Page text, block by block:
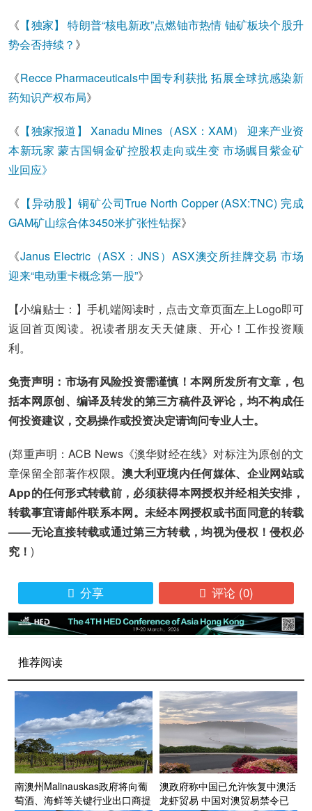
《 【独家】 特朗普“核电新政”点燃铀市热情 铀矿板块个股升
势会否持续？ 》
《Recce Pharmaceuticals中国专利获批 拓展全球抗感染新
药知识产权布局》
《 【独家报道】 Xanadu Mines（ASX：XAM） 迎来产业资
本新玩家 蒙古国铜金矿控股权走向或生变 市场瞩目紫金矿
业回应》
《 【异动股】铜矿公司True North Copper (ASX:TNC) 完成
GAM矿山综合体3450米扩张性钻探》
《Janus Electric（ASX：JNS）ASX澳交所挂牌交易 市场
迎来“电动重卡概念第一股”》
【小编贴士：】手机端阅读时，点击文章页面左上Logo即可
返回首页阅读。祝读者朋友天天健康、开心！工作投资顺
利。
免责声明：市场有风险投资需谨慎！本网所发所有文章，包
括本网原创、编译及转发的第三方稿件及评论，均不构成任
何投资建议，交易操作或投资决定请询问专业人士。
(郑重声明：ACB News《澳华财经在线》对标注为原创的文
章保留全部著作权限。澳大利亚境内任何媒体、企业网站或
App的任何形式转载前，必须获得本网授权并经相关安排，
转载事宜请邮件联系本网。未经本网授权或书面同意的转载
——无论直接转载或通过第三方转载，均视为侵权！侵权必
究！)
 分享  评论 (0)
推荐阅读
南澳州Malinauskas政府将向葡
萄酒、海鲜等关键行业出口商提
澳政府称中国已允许恢复中澳活
龙虾贸易 中国对澳贸易禁令已